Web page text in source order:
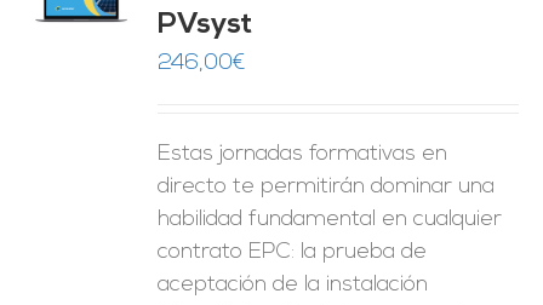
PVsyst
246,00€
Estas jornadas formativas en
directo te permitirán dominar una
habilidad fundamental en cualquier
contrato EPC: la prueba de
aceptación de la instalación